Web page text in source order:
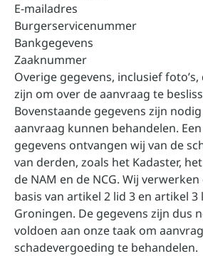
E-mailadres
Burgerservicenummer
Bankgegevens
Zaaknummer
Overige gegevens, inclusief
zijn om over de aanvraag te
Bovenstaande gegevens zijn
aanvraag kunnen behandelen.
gegevens ontvangen wij van de
van derden, zoals het Kadaster,
de NAM en de NCG. Wij
basis van artikel 2 lid 3 en artikel
Groningen. De gegevens zijn dus
voldoen aan onze taak om
schadevergoeding te behandelen.